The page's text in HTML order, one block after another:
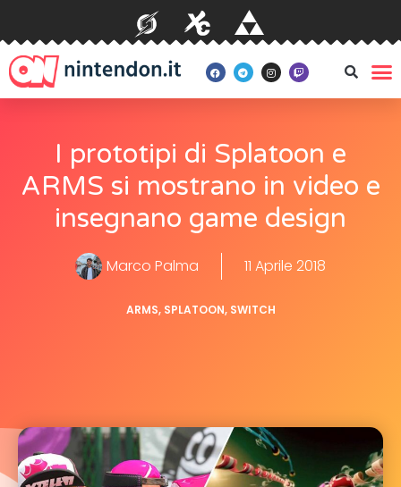
I prototipi di Splatoon e
ARMS si mostrano in video e
insegnano game design
Marco Palma 11 Aprile 2018
ARMS, SPLATOON, SWITCH